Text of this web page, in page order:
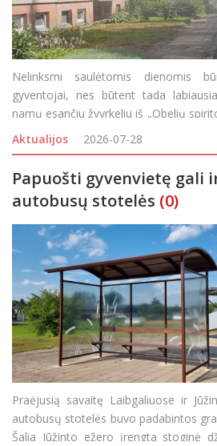
Nelinksmi saulėtomis dienomis
gyventojai, nes būtent tada
namų esančiu žvyrkeliu iš „Obelių
degtinė“ filialo) važiuojančio
dulkių. Anot g
Aktualijos 2026-07-28
Papuošti gyvenvietę gali
autobusų stotelės (0)
Praėjusią savaitę Laibgaliuose ir
autobusų stotelės buvo padabintos
Šalia Jūžinto ežero įrengta stoginė